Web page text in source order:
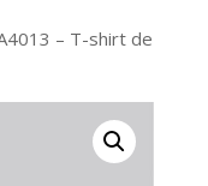
– T-shirt de